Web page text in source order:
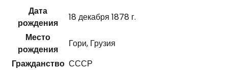
Дата
рождения
18 декабря 1878 г.
Место
рождения
Гори, Грузия
Гражданство СССР